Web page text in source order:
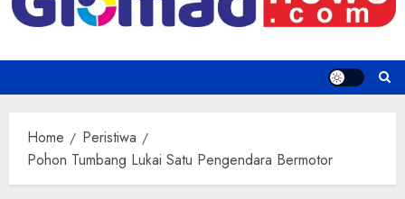
Home
Peristiwa
Pohon Tumbang Lukai Satu Pengendara Bermotor